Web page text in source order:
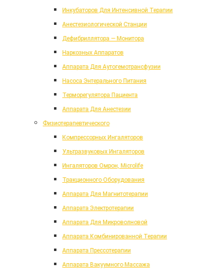
Инкубаторов Для Интенсивной Терапии
Анестезиологической Станции
Дефибриллятора — Монитора
Наркозных Аппаратов
Аппарата Для Аутогемотрансфузии
Насоса Энтерального Питания
Терморегулятора Пациента
Аппарата Для Анестезии
Физиотерапевтического
Компрессорных Ингаляторов
Ультразвуковых Ингаляторов
Ингаляторов Омрон, Microlife
Тракционного Оборудования
Аппарата Для Магнитотерапии
Аппарата Электротерапии
Аппарата Для Микроволновой
Аппарата Комбинированной Терапии
Аппарата Прессотерапии
Аппарата Вакуумного Массажа